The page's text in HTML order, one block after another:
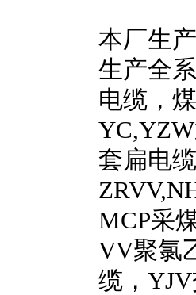
本厂生
生产全
电缆，
YC,YZW
套扁电
MCP采
VV聚氯
缆， YJV